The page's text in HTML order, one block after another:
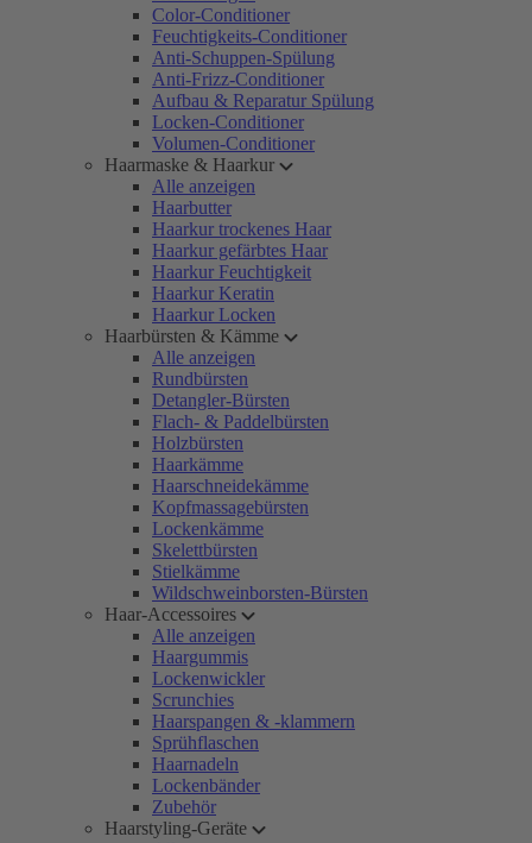
Color-Conditioner
Feuchtigkeits-Conditioner
Anti-Schuppen-Spülung
Anti-Frizz-Conditioner
Aufbau & Reparatur Spülung
Locken-Conditioner
Volumen-Conditioner
Haarmaske & Haarkur
Alle anzeigen
Haarbutter
Haarkur trockenes Haar
Haarkur gefärbtes Haar
Haarkur Feuchtigkeit
Haarkur Keratin
Haarkur Locken
Haarbürsten & Kämme
Alle anzeigen
Rundbürsten
Detangler-Bürsten
Flach- & Paddelbürsten
Holzbürsten
Haarkämme
Haarschneidekämme
Kopfmassagebürsten
Lockenkämme
Skelettbürsten
Stielkämme
Wildschweinborsten-Bürsten
Haar-Accessoires
Alle anzeigen
Haargummis
Lockenwickler
Scrunchies
Haarspangen & -klammern
Sprühflaschen
Haarnadeln
Lockenbänder
Zubehör
Haarstyling-Geräte